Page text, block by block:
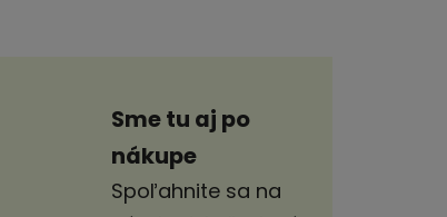
Sme tu aj po
nákupe
Spoľahnite sa na